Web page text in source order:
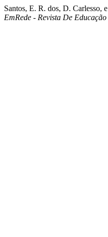
Santos, E. R. dos, D. Carlesso,
EmRede - Revista De